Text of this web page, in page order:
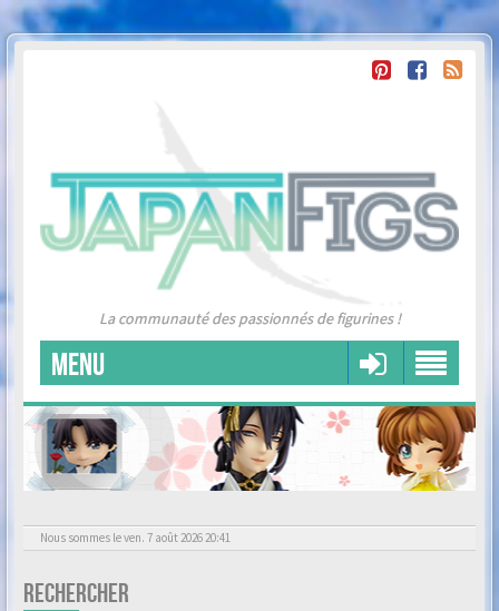
La communauté des passionnés de figurines !
MENU
Nous sommes le ven. 7 août 2026 20:41
RECHERCHER